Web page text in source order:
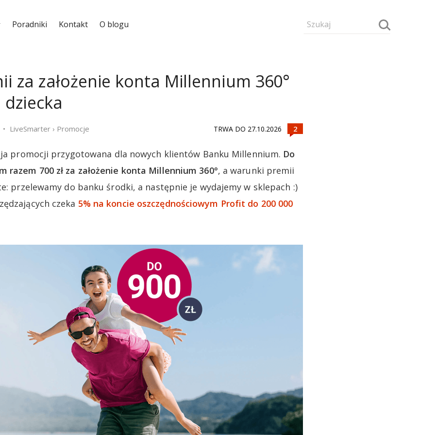
Poradniki Kontakt O blogu
za założenie konta Millennium 360°
dziecka
LiveSmarter › Promocje TRWA DO 27.10.2026
promocji przygotowana dla nowych klientów Banku Millennium. Do
razem 700 zł za założenie konta Millennium 360°, a warunki premii
przelewamy do banku środki, a następnie je wydajemy w sklepach :)
czeka 5% na koncie oszczędnościowym Profit do 200 000